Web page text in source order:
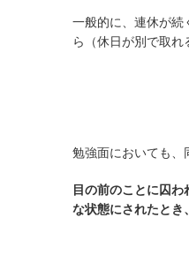
一般的に、連休が続
ら（休日が別で取れ
勉強面においても、
目の前のことに囚
な状態にされたとき